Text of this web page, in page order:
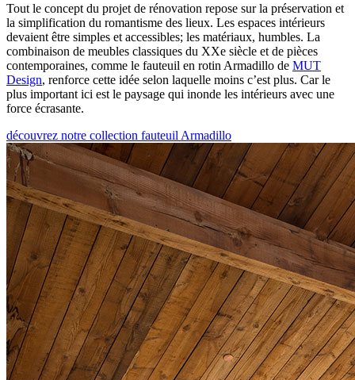
Tout le concept du projet de rénovation repose sur la préservation et
la simplification du romantisme des lieux. Les espaces intérieurs
devaient être simples et accessibles; les matériaux, humbles. La
combinaison de meubles classiques du XXe siècle et de pièces
contemporaines, comme le fauteuil en rotin Armadillo de MUT
Design, renforce cette idée selon laquelle moins c’est plus. Car le
plus important ici est le paysage qui inonde les intérieurs avec une
force écrasante.
découvrez notre collection fauteuil Armadillo